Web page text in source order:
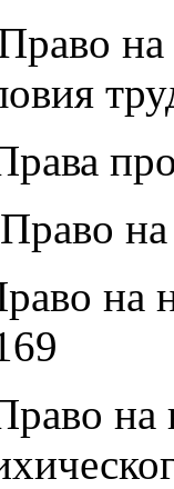
на
на
на